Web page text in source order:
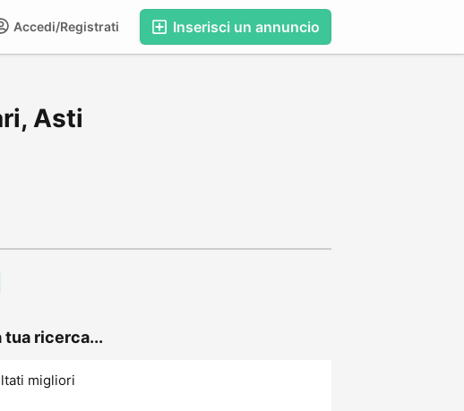
Inserisci un annuncio
Accedi/Registrati
Asti
tua ricerca...
migliori